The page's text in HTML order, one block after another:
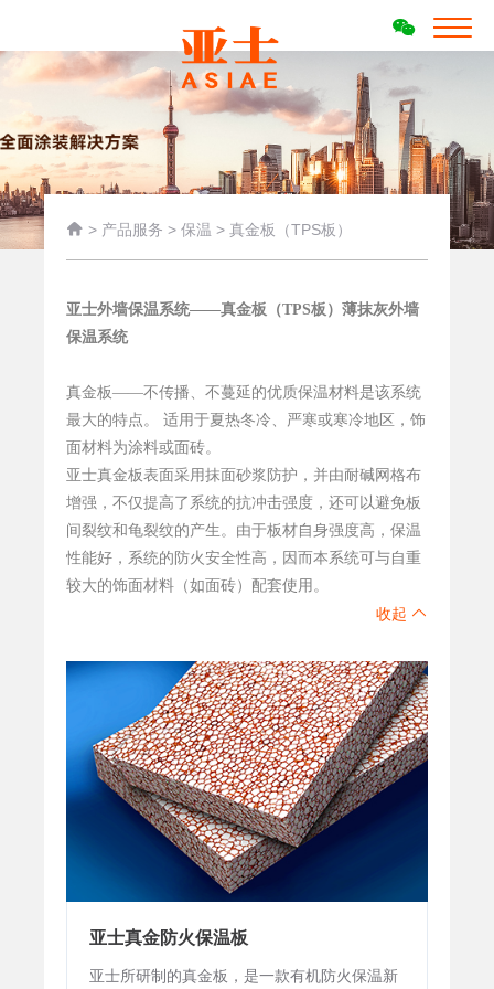
 > 产品服务 > 保温 > 真金板（TPS板）
亚士外墙保温系统——真金板（TPS板）薄抹灰外墙
保温系统
真金板——不传播、不蔓延的优质保温材料是该系统
最大的特点。 适用于夏热冬冷、严寒或寒冷地区，饰
面材料为涂料或面砖。
亚士真金板表面采用抹面砂浆防护，并由耐碱网格布
增强，不仅提高了系统的抗冲击强度，还可以避免板
间裂纹和龟裂纹的产生。由于板材自身强度高，保温
性能好，系统的防火安全性高，因而本系统可与自重
较大的饰面材料（如面砖）配套使用。
收起
亚士真金防火保温板
亚士所研制的真金板，是一款有机防火保温新